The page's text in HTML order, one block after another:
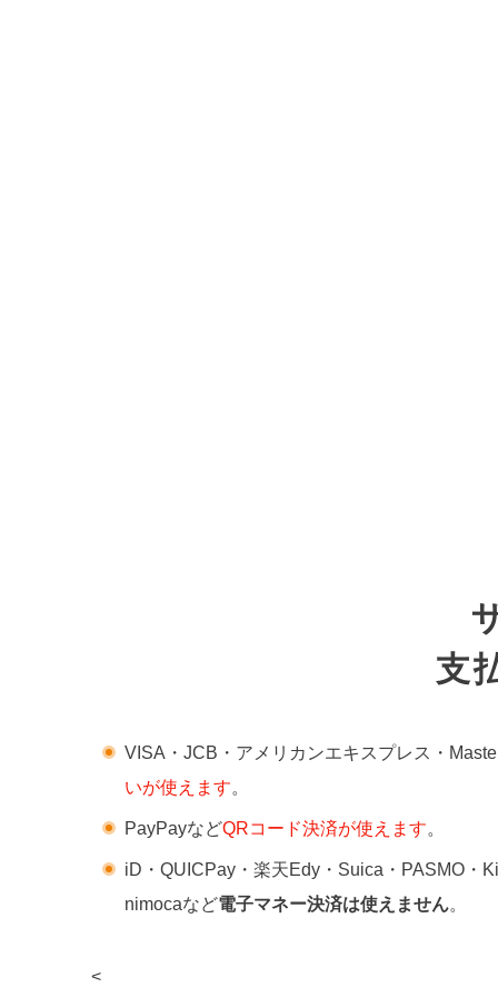
支
VISA・JCB・アメリカンエキスプレス・
いが使えます。
PayPayなどQRコード決済が使えます。
iD・QUICPay・楽天Edy・Suica・PASMO・
nimocaなど電子マネー決済は使えません。
<